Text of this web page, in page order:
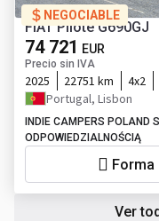
NEGOCIABLE
FIAT Pilote G690GJ
74 721 EUR
Precio sin IVA
2025 22751 km 4x2
Portugal, Lisbon
INDIE CAMPERS POLAND
ODPOWIEDZIALNOŚCIĄ
Forma
Ver